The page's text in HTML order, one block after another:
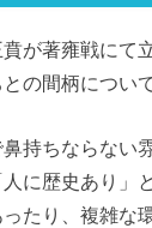
賁が著雍戦にて
の間柄につい
持ちならない
に歴史あり」
たり、複雑な